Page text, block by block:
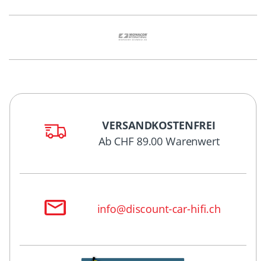
VERSANDKOSTENFREI
Ab CHF 89.00 Warenwert
info@discount-car-hifi.ch